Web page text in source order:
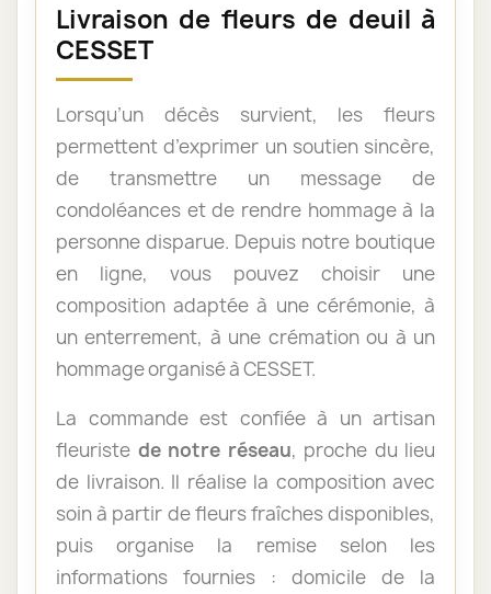
Livraison de fleurs de deuil à
CESSET
Lorsqu’un décès survient, les fleurs
permettent d’exprimer un soutien sincère,
de transmettre un message de
condoléances et de rendre hommage à la
personne disparue. Depuis notre boutique
en ligne, vous pouvez choisir une
composition adaptée à une cérémonie, à
un enterrement, à une crémation ou à un
hommage organisé à CESSET.
La commande est confiée à un artisan
fleuriste de notre réseau, proche du lieu
de livraison. Il réalise la composition avec
soin à partir de fleurs fraîches disponibles,
puis organise la remise selon les
informations fournies : domicile de la